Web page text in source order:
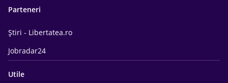
Parteneri
Știri - Libertatea.ro
Jobradar24
Utile